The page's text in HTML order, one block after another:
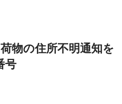
物の住所不明通知を
号